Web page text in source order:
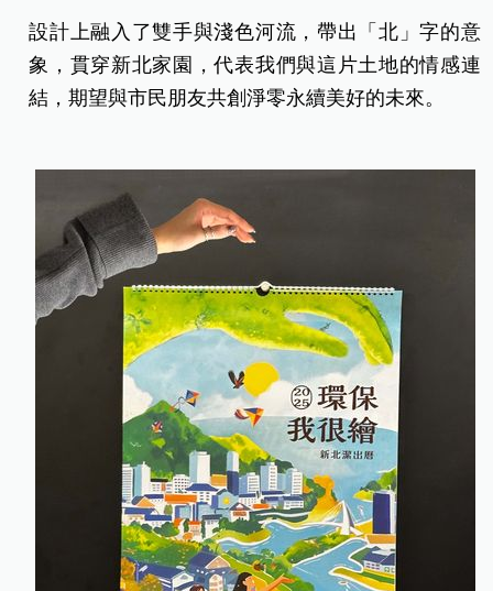
設計上融入了雙手與淺色河流，帶出「北」字的意
象，貫穿新北家園，代表我們與這片土地的情感連
結，期望與市民朋友共創淨零永續美好的未來。